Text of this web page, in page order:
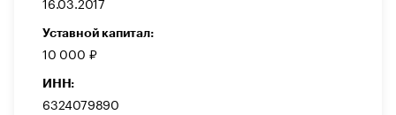
Уставной капитал:
10 000 ₽
ИНН:
6324079890